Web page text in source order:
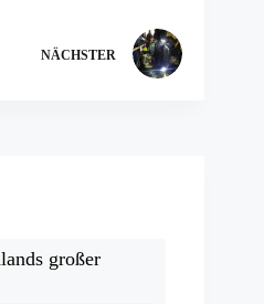
Tab)
NÄCHSTER
großer